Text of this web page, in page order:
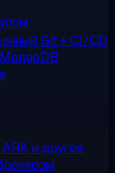
Git + CI/CD
и другое